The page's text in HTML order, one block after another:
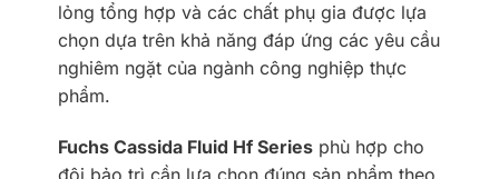
lỏng tổng hợp và các chất phụ gia được lựa
chọn dựa trên khả năng đáp ứng các yêu cầu
nghiêm ngặt của ngành công nghiệp thực
phẩm.
Fuchs Cassida Fluid Hf Seriesphù hợp cho
đội bảo trì cần lựa chọn đúng sản phẩm theo